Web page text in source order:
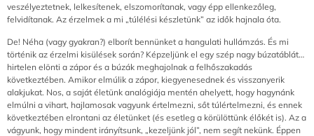
veszélyeztetnek, lelkesítenek, elszomorítanak, vagy épp ellenkezőleg,
felvidítanak. Az érzelmek a mi „túlélési készletünk” az idők hajnala óta.
De! Néha (vagy gyakran?) elborít bennünket a hangulati hullámzás. És mi
történik az érzelmi kisülések során? Képzeljünk el egy szép nagy búzatáblát…
hirtelen elönti a zápor és a búzák meghajolnak a felhőszakadás
következtében. Amikor elmúlik a zápor, kiegyenesednek és visszanyerik
alakjukat. Nos, a saját életünk analógiája mentén ahelyett, hogy hagynánk
elmúlni a vihart, hajlamosak vagyunk értelmezni, sőt túlértelmezni, és ennek
következtében elrontani az életünket (és esetleg a körülöttünk élőkét is). Az a
vágyunk, hogy mindent irányítsunk, „kezeljünk jól”, nem segít nekünk. Éppen